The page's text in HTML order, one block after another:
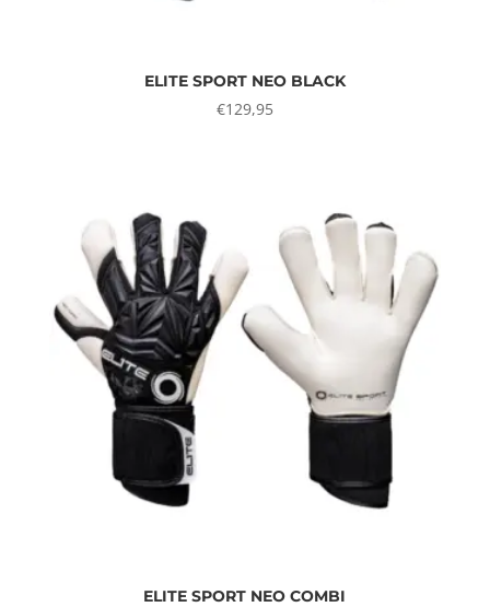
ELITE SPORT NEO BLACK
€129,95
ELITE SPORT NEO COMBI